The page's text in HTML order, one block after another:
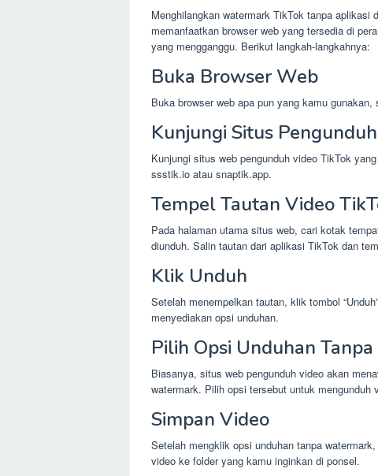
Menghilangkan watermark TikTok tanpa aplikasi
memanfaatkan browser web yang tersedia di
yang mengganggu. Berikut langkah-langkahnya:
Buka Browser Web
Buka browser web apa pun yang kamu
Kunjungi Situs
Kunjungi situs web pengunduh video TikTok
ssstik.io atau snaptik.app.
Tempel Tautan Video
Pada halaman utama situs web, cari kotak
diunduh. Salin tautan dari aplikasi TikTok dan
Klik Unduh
Setelah menempelkan tautan, klik tombol
menyediakan opsi unduhan.
Pilih Opsi Unduhan
Biasanya, situs web pengunduh video akan
watermark. Pilih opsi tersebut untuk mengunduh
Simpan Video
Setelah mengklik opsi unduhan tanpa
video ke folder yang kamu inginkan di ponsel.